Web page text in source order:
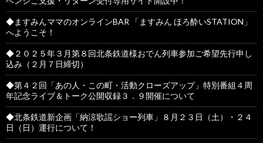
◆ますみんママのオンラインBAR 「ますみん ほろ酔いSTATION」
へようこそ！
◆２０２５年３月第８回北条鉄道様おでん列車参加ご希望先行申し
込み（２月７日締切）
◆第４２回「あの人・この町・活動クローズアップ」特別番組４周
年記念ライブ＆トーク公開収録３．９開催について
◆北条鉄道新企画「納涼歌謡ショー列車」８月２３日（土）・２４
日（日）運行について！